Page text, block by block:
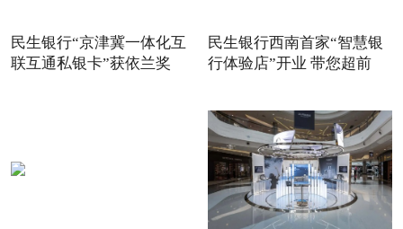
民生银行“京津冀一体化互
联互通私银卡”获依兰奖
民生银行西南首家“智慧银
行体验店”开业 带您超前